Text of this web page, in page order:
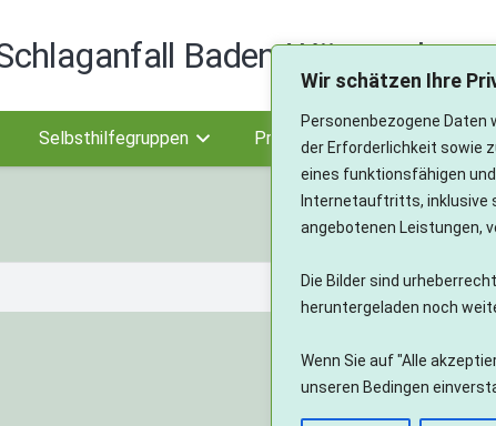
Wir schätzen Ihre
Personenbezogene Daten
der Erforderlichkeit sowie
eines funktionsfähigen
Internetauftritts, inklusive
angebotenen Leistungen,
Die Bilder sind
heruntergeladen noch
Wenn Sie auf "Alle
unseren Bedingen
Baden-Württemberg
Selbsthilfegruppen Projekte Aphasie